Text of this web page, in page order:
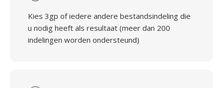
Kies 3gp of iedere andere bestandsindeling die
u nodig heeft als resultaat (meer dan 200
indelingen worden ondersteund)